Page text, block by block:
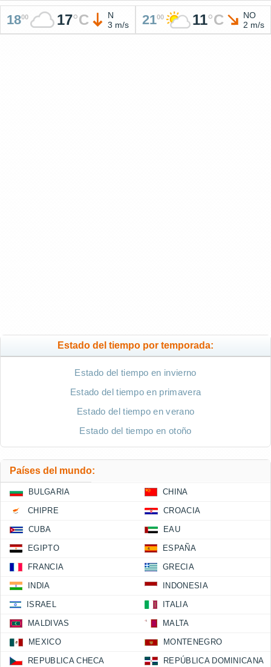
1800 17°C
N
3 m/s
2100 11°C
NO
2 m/s
Estado del tiempo por temporada:
Estado del tiempo en invierno
Estado del tiempo en primavera
Estado del tiempo en verano
Estado del tiempo en otoño
Países del mundo:
BULGARIA CHINA
CHIPRE CROACIA
CUBA EAU
EGIPTO ESPAÑA
FRANCIA GRECIA
INDIA INDONESIA
ISRAEL ITALIA
MALDIVAS MALTA
MEXICO MONTENEGRO
REPUBLICA CHECA REPÚBLICA DOMINICANA